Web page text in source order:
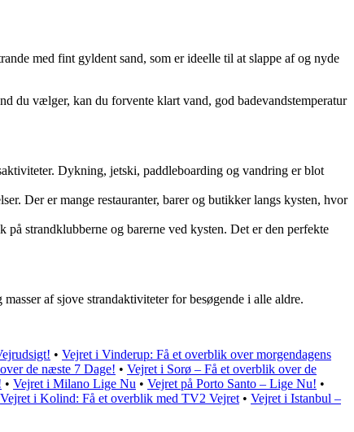
med fint gyldent sand, som er ideelle til at slappe af og nyde
du vælger, kan du forvente klart vand, god badevandstemperatur
Dykning, jetski, paddleboarding og vandring er blot
Der er mange restauranter, barer og butikker langs kysten, hvor
strandklubberne og barerne ved kysten. Det er den perfekte
af sjove strandaktiviteter for besøgende i alle aldre.
• Vejret i Vinderup: Få et overblik over morgendagens
de næste 7 Dage! • Vejret i Sorø – Få et overblik over de
• Vejret i Milano Lige Nu • Vejret på Porto Santo – Lige Nu! •
Vejret i Kolind: Få et overblik med TV2 Vejret • Vejret i Istanbul –